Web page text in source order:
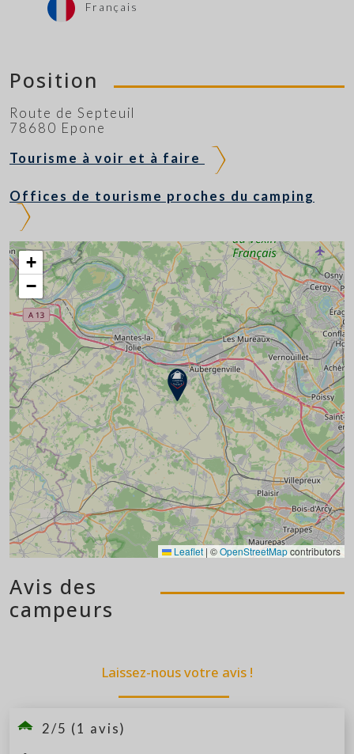
Français
Position
Route de Septeuil
78680 Epone
Tourisme à voir et à faire
Offices de tourisme proches du camping
+
−
Leaflet | ©OpenStreetMapcontributors
Avis des
campeurs
Laissez-nous votre avis !
2/5 (1 avis)